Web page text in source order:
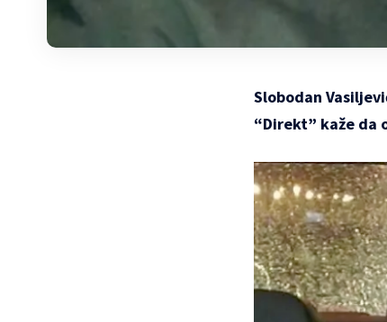
Slobodan
“Direkt” kaže da